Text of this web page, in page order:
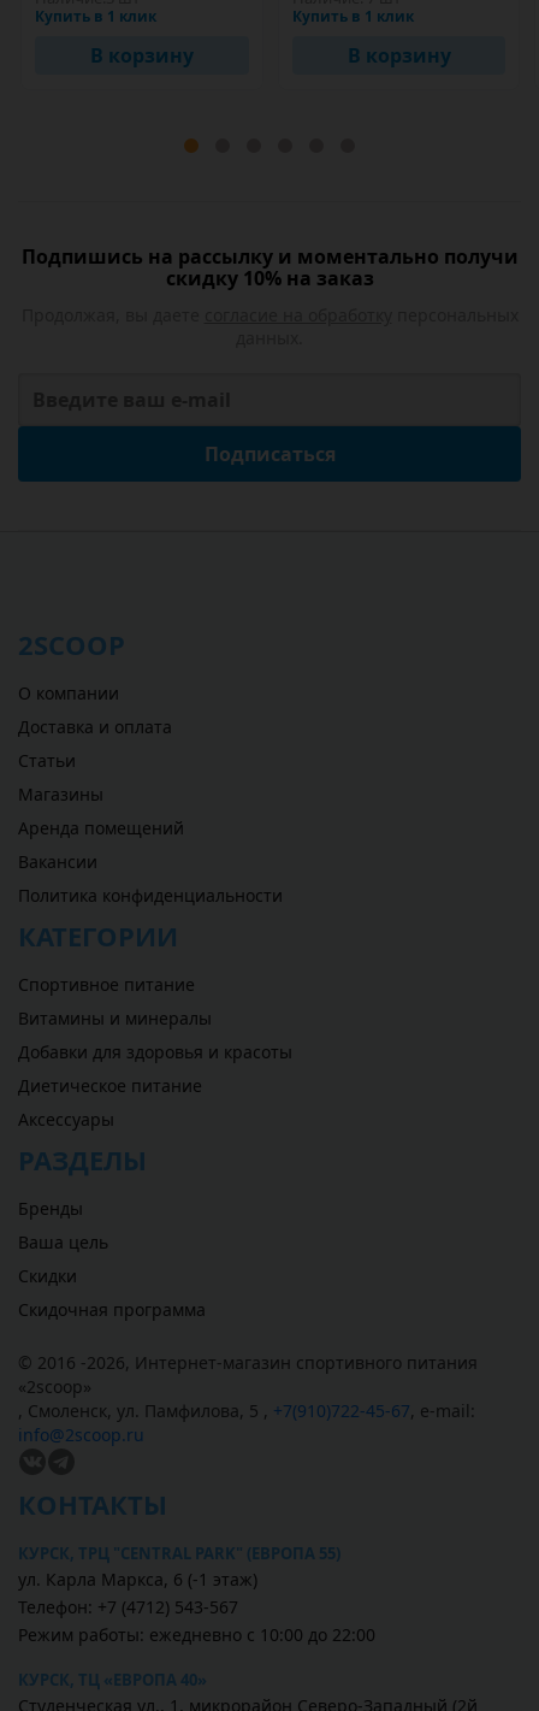
Купить в 1 клик
В корзину
Купить в 1 клик
В корзину
Подпишись на рассылку и моментально получи
скидку 10% на заказ
Подписаться
2SCOOP
О компании
Доставка и оплата
Статьи
Магазины
Аренда помещений
Вакансии
Политика конфиденциальности
КАТЕГОРИИ
Спортивное питание
Витамины и минералы
Добавки для здоровья и красоты
Диетическое питание
Аксессуары
РАЗДЕЛЫ
Бренды
Ваша цель
Скидки
Скидочная программа
© 2016 -2026, Интернет-магазин спортивного питания
«2scoop»
, Смоленск, ул. Памфилова, 5 , +7(910)722-45-67, e-mail:
info@2scoop.ru
КОНТАКТЫ
КУРСК, ТРЦ "CENTRAL PARK" (ЕВРОПА 55)
ул. Карла Маркса, 6 (-1 этаж)
Телефон: +7 (4712) 543-567
Режим работы: ежедневно с 10:00 до 22:00
КУРСК, ТЦ «ЕВРОПА 40»
Студенческая ул., 1, микрорайон Северо-Западный (2й